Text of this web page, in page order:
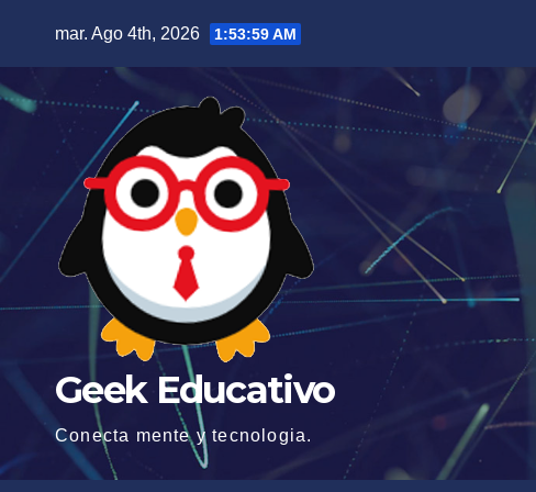
contenido
mar. Ago 4th, 2026 1:53:59 AM
Geek Educativo
Conecta mente y tecnologia.